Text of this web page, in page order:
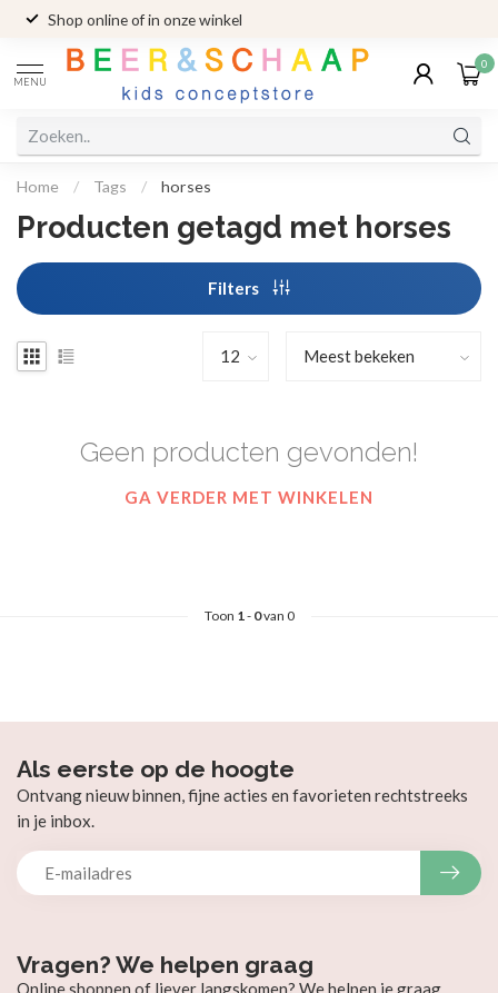
Shop online of in onze winkel
MENU
0
Home / Tags / horses
Producten getagd met horses
Filters
Geen producten gevonden!
GA VERDER MET WINKELEN
Toon 1- 0van 0
Vragen? We helpen graag
Online shoppen of liever langskomen? We helpen je graag
Als eerste op de hoogte
Ontvang nieuw binnen, fijne acties en favorieten rechtstreeks
in je inbox.